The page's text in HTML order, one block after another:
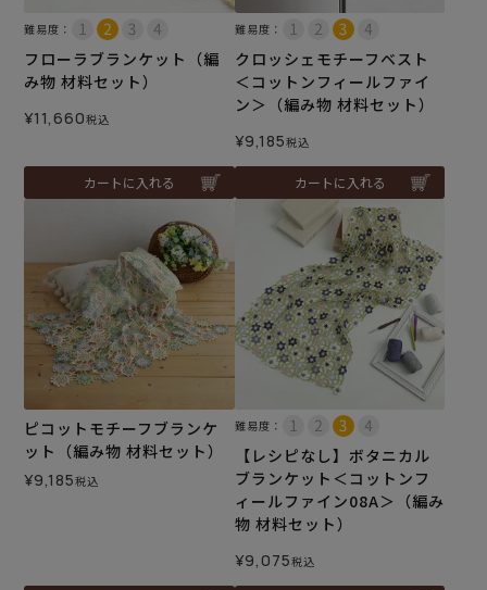
難易度：
フローラブランケット（編
み物 材料セット）
¥11,660税込
カートに入れる
難易度：
クロッシェモチーフベスト
＜コットンフィールファイ
ン＞（編み物 材料セット）
¥9,185税込
カートに入れる
ピコットモチーフブランケ
ット（編み物 材料セット）
¥9,185税込
難易度：
【レシピなし】ボタニカル
ブランケット＜コットンフ
ィールファイン08A＞（編み
物 材料セット）
¥9,075税込